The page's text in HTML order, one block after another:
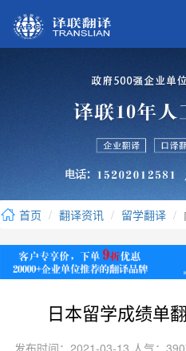
首页 翻译资讯 留学翻译
日本留学成绩单
发布时间：2021-03-13 人气：